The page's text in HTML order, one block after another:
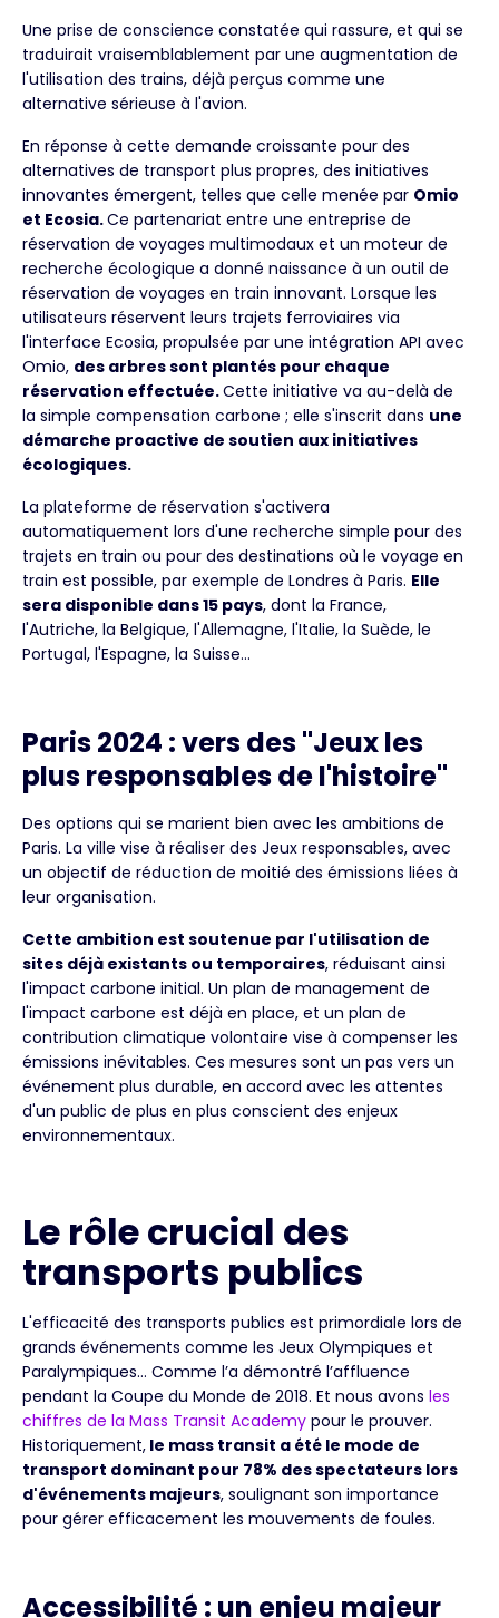
Une prise de conscience constatée qui rassure, et qui se
traduirait vraisemblablement par une augmentation de
l'utilisation des trains, déjà perçus comme une
alternative sérieuse à l'avion.
En réponse à cette demande croissante pour des
alternatives de transport plus propres, des initiatives
innovantes émergent, telles que celle menée par Omio
et Ecosia.Ce partenariat entre une entreprise de
réservation de voyages multimodaux et un moteur de
recherche écologique a donné naissance à un outil de
réservation de voyages en train innovant. Lorsque les
utilisateurs réservent leurs trajets ferroviaires via
l'interface Ecosia, propulsée par une intégration API avec
Omio, des arbres sont plantés pour chaque
réservation effectuée.Cette initiative va au-delà de
la simple compensation carbone ; elle s'inscrit dans une
démarche proactive de soutien aux initiatives
écologiques.
La plateforme de réservation s'activera
automatiquement lors d'une recherche simple pour des
trajets en train ou pour des destinations où le voyage en
train est possible, par exemple de Londres à Paris. Elle
sera disponible dans 15 pays, dont la France,
l'Autriche, la Belgique, l'Allemagne, l'Italie, la Suède, le
Portugal, l'Espagne, la Suisse…
Paris 2024 : vers des "Jeux les
plus responsables de l'histoire"
Des options qui se marient bien avec les ambitions de
Paris. La ville vise à réaliser des Jeux responsables, avec
un objectif de réduction de moitié des émissions liées à
leur organisation.
Cette ambition est soutenue par l'utilisation de
sites déjà existants ou temporaires, réduisant ainsi
l'impact carbone initial. Un plan de management de
l'impact carbone est déjà en place, et un plan de
contribution climatique volontaire vise à compenser les
émissions inévitables. Ces mesures sont un pas vers un
événement plus durable, en accord avec les attentes
d'un public de plus en plus conscient des enjeux
environnementaux.
Le rôle crucial des
transports publics
L'efficacité des transports publics est primordiale lors de
grands événements comme les Jeux Olympiques et
Paralympiques… Comme l’a démontré l’affluence
pendant la Coupe du Monde de 2018. Et nous avons les
chiffres de la Mass Transit Academy pour le prouver.
Historiquement, le mass transit a été le mode de
transport dominant pour 78% des spectateurs lors
d'événements majeurs, soulignant son importance
pour gérer efficacement les mouvements de foules.
Accessibilité : un enjeu majeur